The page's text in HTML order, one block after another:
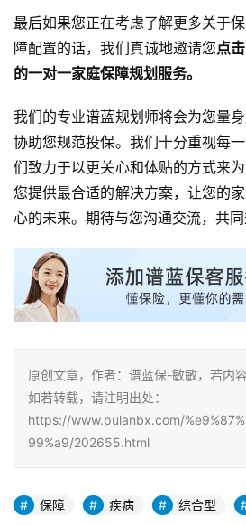
最后如果您正在考虑了解更多关于
障配置的话，我们真诚地邀请您点
的一对一家庭保障规划服务。
我们的专业谱蓝规划师将会为您量
协助您规范投保。我们十分重视每
们致力于以更关心和体贴的方式来
您提供最合适的解决方案，让您的
心的未来。期待与您沟通交流，共同
原创文章，作者：谱蓝保-敏敏，若内
如若转载，请注明出处：
https://www.pulanbx.com/
99%a9/202655.html
保障 疾病 综合型